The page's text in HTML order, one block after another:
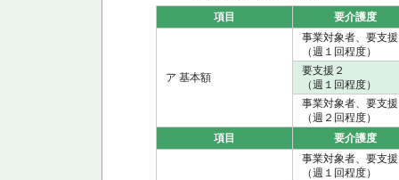
項目 要介護度
ア 基本額
事業対象者、要支
（週１回程度）
要支援２
（週１回程度）
事業対象者、要支
（週２回程度）
項目
要介護度
事業対象者、要支
（週１回程度）